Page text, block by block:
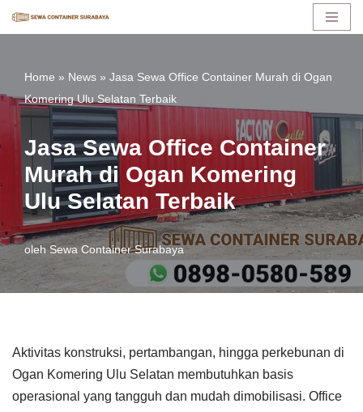
Home » News » Jasa Sewa Office Container Murah di Ogan
Komering Ulu Selatan Terbaik
Jasa Sewa Office Container
Murah di Ogan Komering
Ulu Selatan Terbaik
olehSewa Container Surabaya
Aktivitas konstruksi, pertambangan, hingga perkebunan di
Ogan Komering Ulu Selatan membutuhkan basis
operasional yang tangguh dan mudah dimobilisasi. Office